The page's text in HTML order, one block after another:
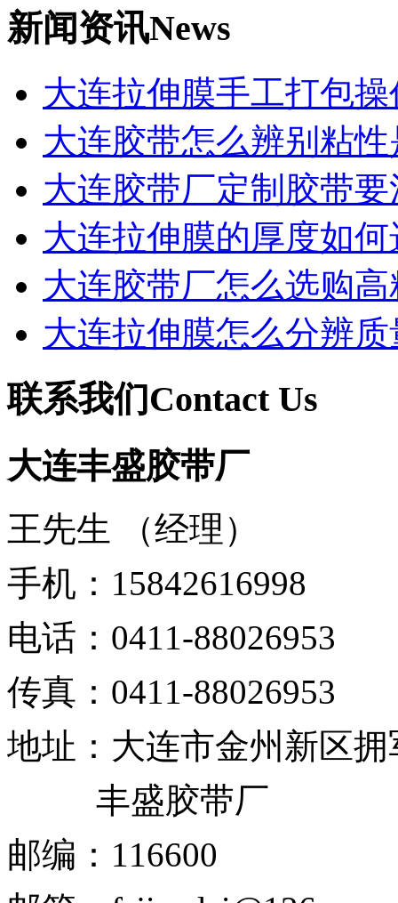
新闻资讯News
大连拉伸膜手工打包
大连胶带怎么辨别粘
大连胶带厂定制胶带
大连拉伸膜的厚度如
大连胶带厂怎么选购
大连拉伸膜怎么分辨
联系我们 Contact Us
大连丰盛胶带厂
王先生 （经理）
手机： 15842616998
电话： 0411-88026953
传真： 0411-88026953
地址： 大连市金州新区拥
丰盛胶带厂
邮编： 116600